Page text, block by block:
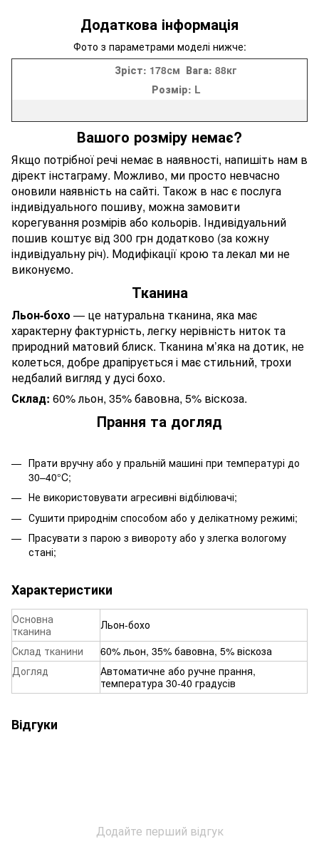
Додаткова інформація
Фото з параметрами моделі нижче:
Зріст: 178см Вага: 88кг
Розмір: L
Вашого розміру немає?
Якщо потрібної речі немає в наявності, напишіть нам в
дірект інстаграму. Можливо, ми просто невчасно
оновили наявність на сайті. Також в нас є послуга
індивідуального пошиву, можна замовити
корегування розмірів або кольорів. Індивідуальний
пошив коштує від 300 грн додатково (за кожну
індивідуальну річ). Модифікації крою та лекал ми не
виконуємо.
Тканина
Льон-бохо — це натуральна тканина, яка має
характерну фактурність, легку нерівність ниток та
природний матовий блиск. Тканина м’яка на дотик, не
колеться, добре драпірується і має стильний, трохи
недбалий вигляд у дусі бохо.
Склад: 60% льон, 35% бавовна, 5% віскоза.
Прання та догляд
Прати вручну або у пральній машині при температурі до
30–40°C;
Не використовувати агресивні відбілювачі;
Сушити природнім способом або у делікатному режимі;
Прасувати з парою з вивороту або у злегка вологому
стані;
Характеристики
Основна
тканина
Льон-бохо
Склад тканини
60% льон, 35% бавовна, 5% віскоза
Догляд
Автоматичне або ручне прання,
температура 30-40 градусів
Відгуки
Додайте перший відгук